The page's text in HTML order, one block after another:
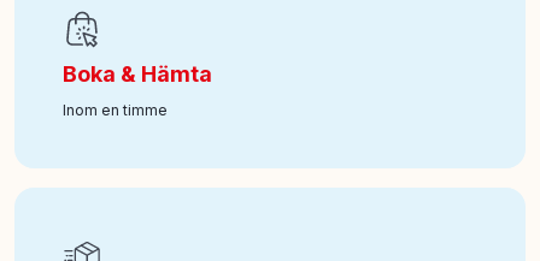
Art nr:331-804423
Boka & Hämta
Inom en timme